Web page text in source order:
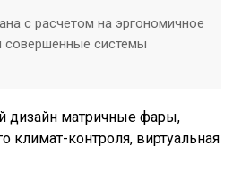
с расчетом на эргономичное
совершенные системы
дизайн матричные фары,
климат-контроля, виртуальная